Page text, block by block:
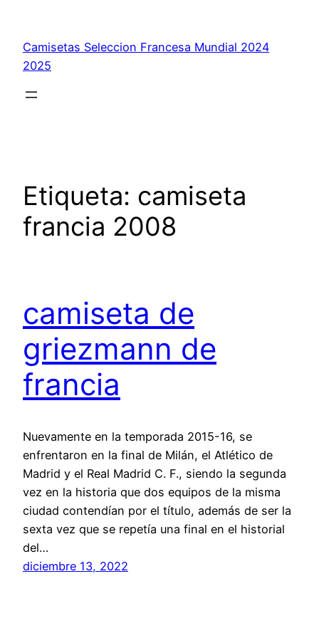
contenido
Camisetas Seleccion Francesa Mundial 2024
2025
Etiqueta: camiseta
francia 2008
camiseta de
griezmann de
francia
Nuevamente en la temporada 2015-16, se
enfrentaron en la final de Milán, el Atlético de
Madrid y el Real Madrid C. F., siendo la segunda
vez en la historia que dos equipos de la misma
ciudad contendían por el título, además de ser la
sexta vez que se repetía una final en el historial
del…
diciembre 13, 2022